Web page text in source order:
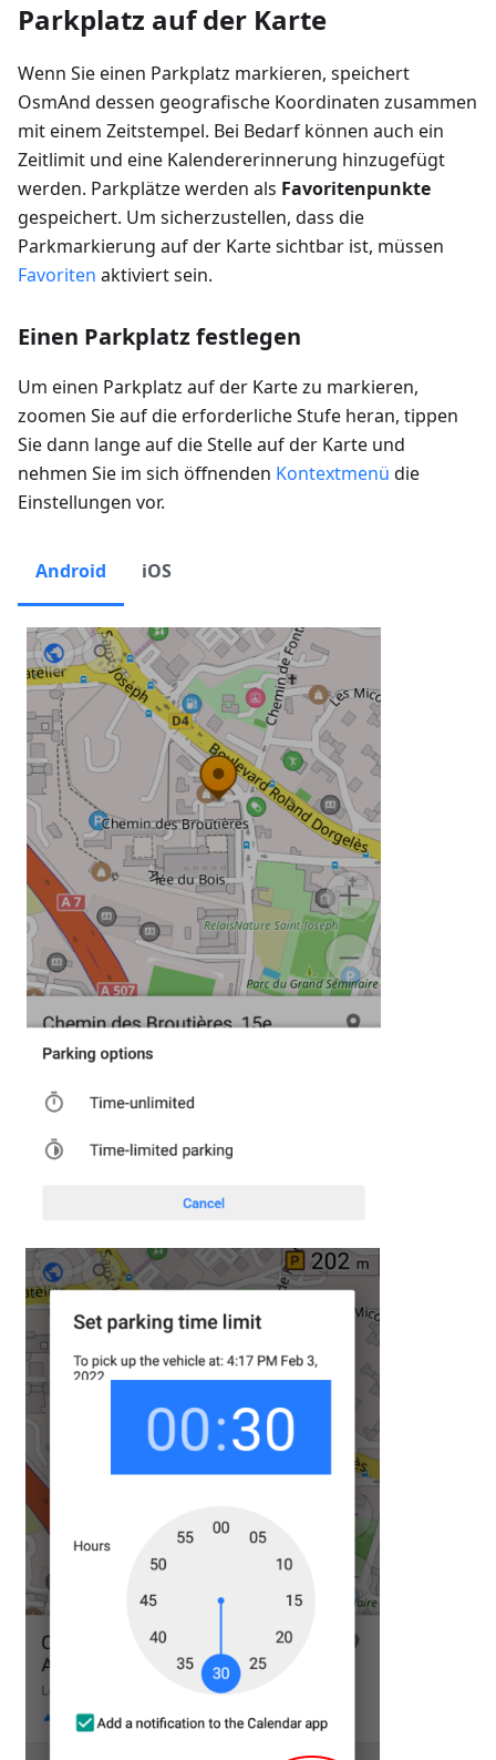
Parkplatz auf der Karte
Wenn Sie einen Parkplatz markieren, speichert
OsmAnd dessen geografische Koordinaten zusammen
mit einem Zeitstempel. Bei Bedarf können auch ein
Zeitlimit und eine Kalendererinnerung hinzugefügt
werden. Parkplätze werden als Favoritenpunkte
gespeichert. Um sicherzustellen, dass die
Parkmarkierung auf der Karte sichtbar ist, müssen
Favoriten aktiviert sein.
Einen Parkplatz festlegen
Um einen Parkplatz auf der Karte zu markieren,
zoomen Sie auf die erforderliche Stufe heran, tippen
Sie dann lange auf die Stelle auf der Karte und
nehmen Sie im sich öffnenden Kontextmenü die
Einstellungen vor.
Android iOS